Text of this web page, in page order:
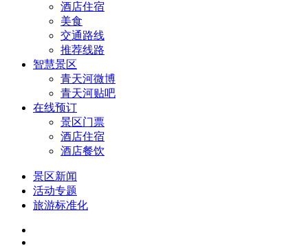
酒店住宿
美食
交通路线
推荐线路
智慧景区
青天河微博
青天河贴吧
在线预订
景区门票
酒店住宿
酒店餐饮
景区新闻
活动专题
旅游标准化